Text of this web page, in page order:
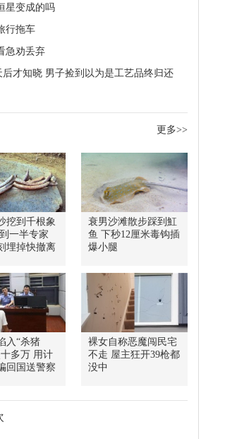
星变成的吗
行拖车
急劝丢弃
才知晓 男子捡到以为是工艺品终归还
更多>>
挖到千根象
一半专家
埋掉快撤离
衰男沙滩散步踩到魟
鱼 下秒12厘米毒钩插
爆小腿
入“杀猪
多万 用计
回国送警察
裸女自称恶魔闯民宅
不走 屋主狂开39枪都
没中